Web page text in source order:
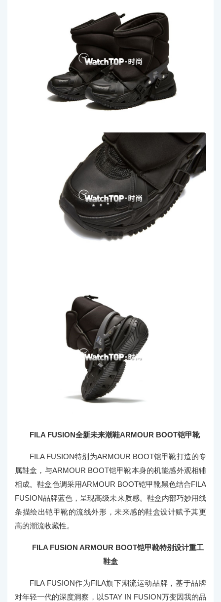
FILA FUSION全新未来潮鞋ARMOUR BOOT铠甲靴
FILA FUSION特别为ARMOUR BOOT铠甲靴打造的专
属鞋盒，与ARMOUR BOOT铠甲靴本身的机能感外观相辅
相成。鞋盒色调采用ARMOUR BOOT铠甲靴黑色结合FILA
FUSION品牌蓝色，呈现高级未来质感。鞋盒内部巧妙用线
条描绘出铠甲靴的流线外形，未来感的鞋盒设计赋予其更
高的潮流收藏性。
FILA FUSION ARMOUR BOOT铠甲靴特别设计重工
鞋盒
FILA FUSION作为FILA旗下潮流运动品牌，基于品牌
对年轻一代的深度洞察，以STAY IN FUSION万变因我的品